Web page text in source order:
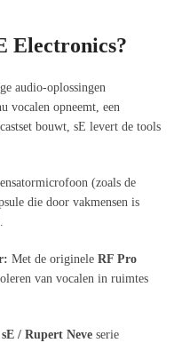
Electronics?
audio-oplossingen
vocalen opneemt, een
bouwt, sE levert de tools
(zoals de
die door vakmensen is
Met de originele RF Pro
van vocalen in ruimtes
sE / Rupert Neve serie